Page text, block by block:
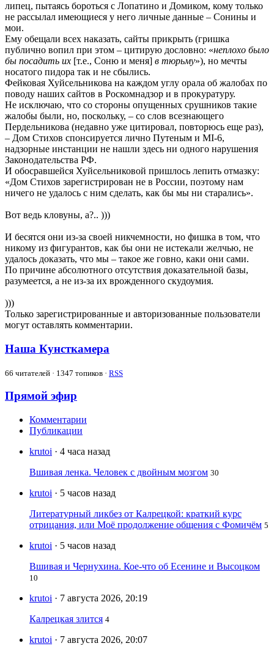
липец, пытаясь бороться с Лопатино и Домиком, кому только
не рассылал имеющиеся у него личные данные – Сонины и
мои.
Ему обещали всех наказать, сайты прикрыть (гришка
публично вопил при этом – цитирую дословно: «неплохо было
бы посадить их [т.е., Соню и меня] в тюрьму»), но мечты
носатого пидора так и не сбылись.
Фейковая Хуйсельникова на каждом углу орала об жалобах по
поводу наших сайтов в Роскомнадзор и в прокуратуру.
Не исключаю, что со стороны опущенных срушников такие
жалобы были, но, поскольку, – со слов всезнающего
Пердельникова (недавно уже цитировал, повторюсь еще раз),
– Дом Стихов спонсируется лично Путеным и MI-6,
надзорные инстанции не нашли здесь ни одного нарушения
Законодательства РФ.
И обосравшейся Хуйсельниковой пришлось лепить отмазку:
«Дом Стихов зарегистрирован не в России, поэтому нам
ничего не удалось с ним сделать, как бы мы ни старались».
Вот ведь кловуны, а?.. )))
И бесятся они из-за своей никчемности, но фишка в том, что
никому из фигурантов, как бы они не истекали желчью, не
удалось доказать, что мы – такое же говно, каки они сами.
По причине абсолютного отсутствия доказательной базы,
разумеется, а не из-за их врожденного скудоумия.
)))
Только зарегистрированные и авторизованные пользователи
могут оставлять комментарии.
Наша Кунсткамера
66 читателей · 1347 топиков · RSS
Прямой эфир
Комментарии
Публикации
krutoi · 4 часа назад
Вшивая ленка. Человек с двойным мозгом 30
krutoi · 5 часов назад
Литературный ликбез от Калрецкой: краткий курс
отрицания, или Моё продолжение общения с Фомичём 5
krutoi · 5 часов назад
Вшивая и Чернухина. Кое-что об Есенине и Высоцком
10
krutoi · 7 августа 2026, 20:19
Калрецкая злится 4
krutoi · 7 августа 2026, 20:07